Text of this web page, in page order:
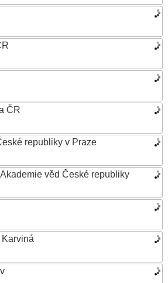
ČR
republiky v Praze
věd České republiky